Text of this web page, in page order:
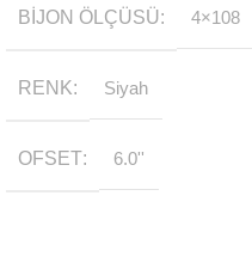
BIJON ÖLÇÜSÜ 4×108
RENK Siyah
OFSET 6.0''